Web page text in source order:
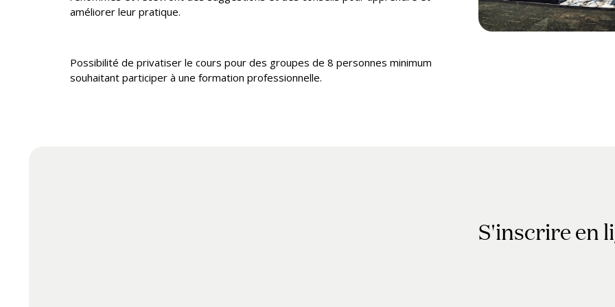
améliorer leur pratique.
Possibilité de privatiser le cours pour des groupes de 8 personnes minimum
souhaitant participer à une formation professionnelle.
S'inscrire en